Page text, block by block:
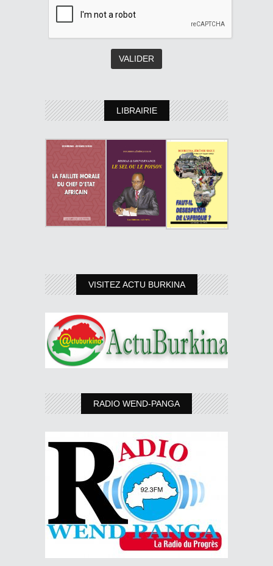
LIBRAIRIE
VISITEZ ACTU BURKINA
RADIO WEND-PANGA